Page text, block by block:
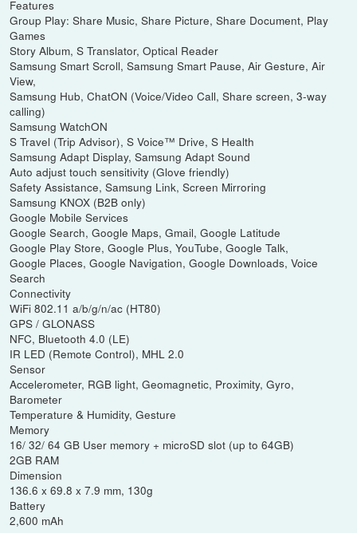
Features
Group Play: Share Music, Share Picture, Share Document, Play
Games
Story Album, S Translator, Optical Reader
Samsung Smart Scroll, Samsung Smart Pause, Air Gesture, Air
View,
Samsung Hub, ChatON (Voice/Video Call, Share screen, 3-way
calling)
Samsung WatchON
S Travel (Trip Advisor), S Voice™ Drive, S Health
Samsung Adapt Display, Samsung Adapt Sound
Auto adjust touch sensitivity (Glove friendly)
Safety Assistance, Samsung Link, Screen Mirroring
Samsung KNOX (B2B only)
Google Mobile Services
Google Search, Google Maps, Gmail, Google Latitude
Google Play Store, Google Plus, YouTube, Google Talk,
Google Places, Google Navigation, Google Downloads, Voice
Search
Connectivity
WiFi 802.11 a/b/g/n/ac (HT80)
GPS / GLONASS
NFC, Bluetooth 4.0 (LE)
IR LED (Remote Control), MHL 2.0
Sensor
Accelerometer, RGB light, Geomagnetic, Proximity, Gyro,
Barometer
Temperature & Humidity, Gesture
Memory
16/ 32/ 64 GB User memory + microSD slot (up to 64GB)
2GB RAM
Dimension
136.6 x 69.8 x 7.9 mm, 130g
Battery
2,600 mAh